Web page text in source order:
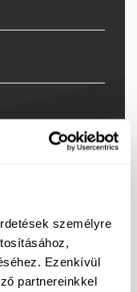
személyre
Ezenkívül
partnereinkkel